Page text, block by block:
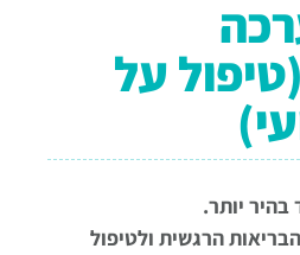
על
יותר.
הרגשית ולטיפול